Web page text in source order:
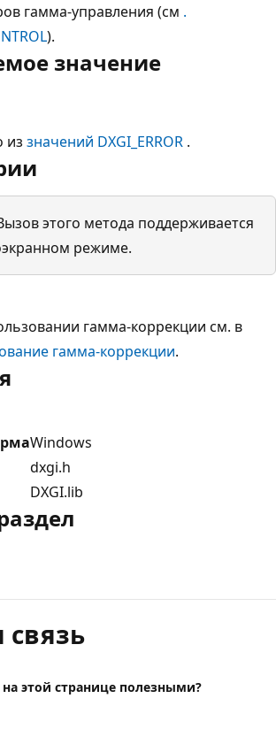
гамма-управления (см .
).
значение
из значений DXGI_ERROR .
этого метода поддерживается
режиме.
гамма-коррекции см. в
гамма-коррекции.
Windows
dxgi.h
DXGI.lib
связь
этой странице полезными?